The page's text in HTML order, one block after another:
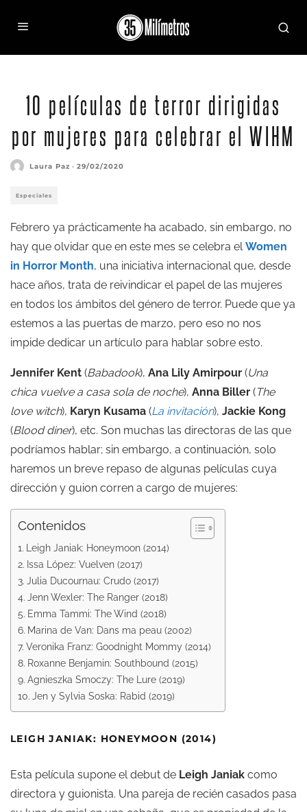
10 películas de terror dirigidas
por mujeres para celebrar el WIHM
Laura Paz · 29/02/2020
Especiales
Febrero ya prácticamente ha acabado, sin embargo, no
hay que olvidar que en este mes se celebra elWomen
in Horror Month, una iniciativa internacional que, desde
hace años, trata de reivindicar el papel de las mujeres
en todos los ámbitos del género de terror. Puede que ya
estemos a las puertas de marzo, pero eso no nos
impide dedicar un artículo para hablar sobre esto.
Jennifer Kent (Babadook), Ana Lily Amirpour (Una
chica vuelve a casa sola de noche), Anna Biller (The
love witch), Karyn Kusama (La invitación), Jackie Kong
(Blood diner), etc. Son muchas las directoras de las que
podríamos hablar; sin embargo, a continuación, solo
haremos un breve repaso de algunas películas cuya
dirección y guion corren a cargo de mujeres:
Contenidos
Leigh Janiak: Honeymoon (2014)
Issa López: Vuelven (2017)
Julia Ducournau: Crudo (2017)
Jenn Wexler: The Ranger (2018)
Emma Tammi: The Wind (2018)
Marina de Van: Dans ma peau (2002)
Veronika Franz: Goodnight Mommy (2014)
Roxanne Benjamin: Southbound (2015)
Agnieszka Smoczy: The Lure (2019)
Jen y Sylvia Soska: Rabid (2019)
LEIGH JANIAK: HONEYMOON (2014)
Esta película supone el debut de Leigh Janiak como
directora y guionista. Una pareja de recién casados pasa